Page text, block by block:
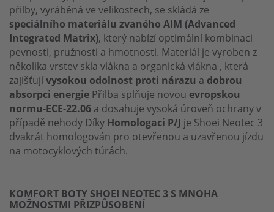
přilby, vyráběná ve velikostech, se skládá ze
speciálního materiálu zvaného AIM (Advanced
Integrated Matrix), který nabízí optimální kombinaci
pevnosti, pružnosti a hmotnosti. Materiál je vyroben z
několika vrstev skla vlákna a organická vlákna , která
zajišťujívysokou odolnost proti nárazu a dobrou
absorpci energie Přilba splňuje novou evropskou
normu-ECE-22.06 a dosahuje vysoká úroveň ochrany v
případě nehody Díky Homologaci P/J je Shoei Neotec 3
dvakrát homologován pro otevřenou a uzavřenou jízdu
na motocyklových túrách.
KOMFORT BOTY SHOEI NEOTEC 3 S MNOHA
MOŽNOSTMI PŘIZPŮSOBENÍ